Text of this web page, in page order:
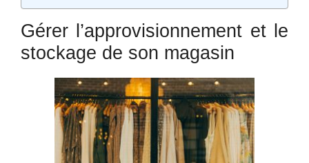
Gérer l’approvisionnement et le
stockage de son magasin